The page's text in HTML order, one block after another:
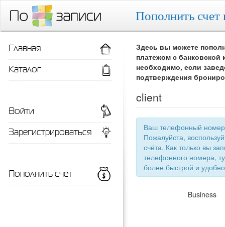
Пополнить счет
Здесь вы можете
платежом с
необходимо, если
подтверждения
client
Ваш телефонный номер
Пожалуйста,
счёта. Как только вы
телефонного номера,
более
Business
Главная
Каталог
Войти
Зарегистрироваться
Пополнить счет